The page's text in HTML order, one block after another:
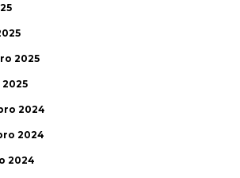
2025
2024
2024
2024